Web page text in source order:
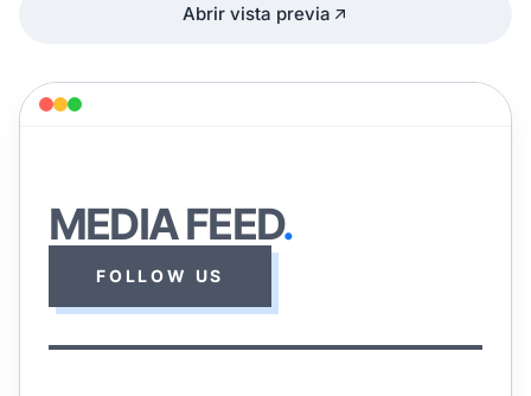
Abrir vista previa